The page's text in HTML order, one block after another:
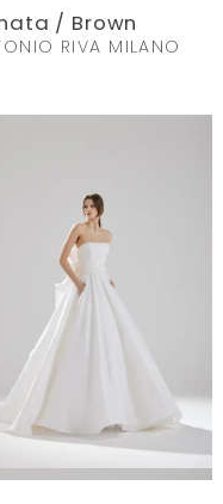
/ Brown
RIVA MILANO